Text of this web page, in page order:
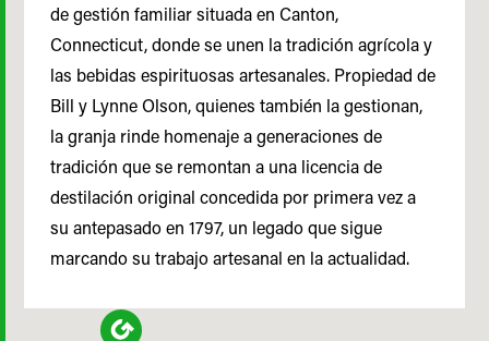
de gestión familiar situada en Canton,
Connecticut, donde se unen la tradición agrícola y
las bebidas espirituosas artesanales. Propiedad de
Bill y Lynne Olson, quienes también la gestionan,
la granja rinde homenaje a generaciones de
tradición que se remontan a una licencia de
destilación original concedida por primera vez a
su antepasado en 1797, un legado que sigue
marcando su trabajo artesanal en la actualidad.